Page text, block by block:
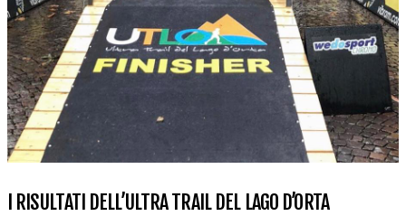
I RISULTATI DELL’ULTRA TRAIL DEL LAGO D’ORTA